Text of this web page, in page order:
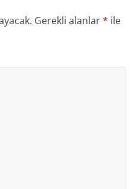
Gerekli alanlar* ile